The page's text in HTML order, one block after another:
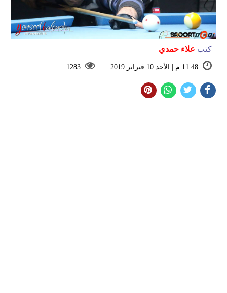
كتب علاء حمدي
11:48 م | الأحد 10 فبراير 2019 1283